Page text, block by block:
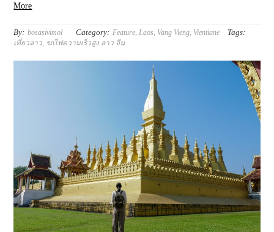
More
By: bosasivimol Category: Feature,Laos, Vang Vieng, Vientiane Tags:
เที่ยวลาว, รถไฟความเร็วสูง ลาว จีน